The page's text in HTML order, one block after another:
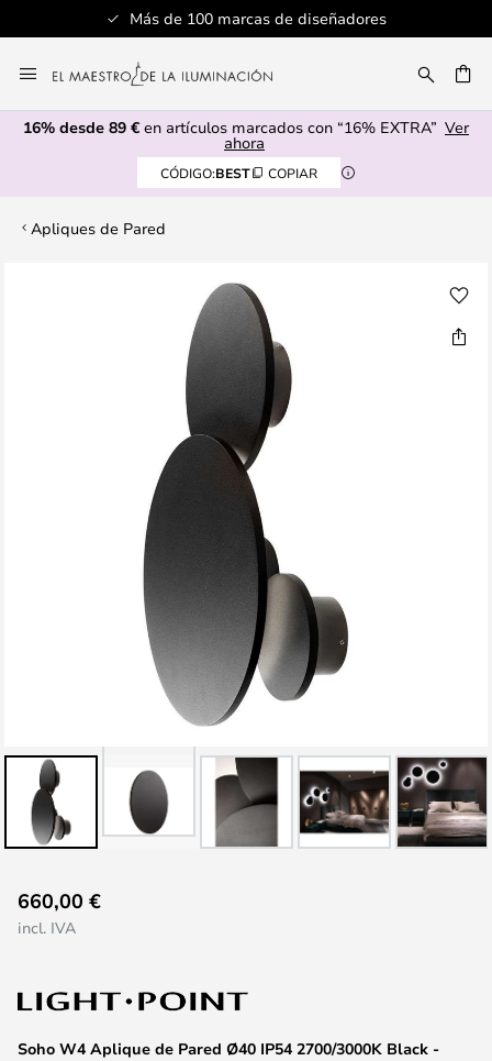
Más de 100 marcas de diseñadores
al
contenido
16% desde 89 € en artículos marcados con “16% EXTRA” Ver
ahora
CÓDIGO:BEST COPIAR
Apliques de Pared
comienzo
la
galería
deSoho W4 Aplique de Pared Ø40 IP54 2700/3000K Black -
660,00 €
incl. IVA